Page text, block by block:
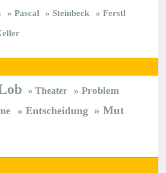
Pascal Steinbeck
Ferstl
Theater
Problem
Entscheidung Mut